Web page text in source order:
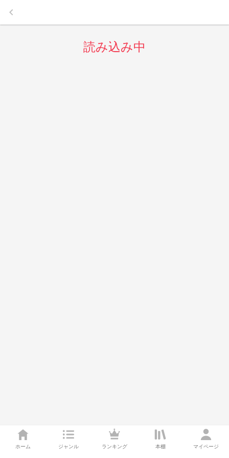
ホーム ジャンル ランキング 本棚 マイページ
keyboard_arrow_left
読み込み中